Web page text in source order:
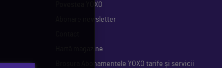
Povestea YOXO
Abonare newsletter
Hartă magazine
Broșura Abonamentele YOXO tarife și servicii